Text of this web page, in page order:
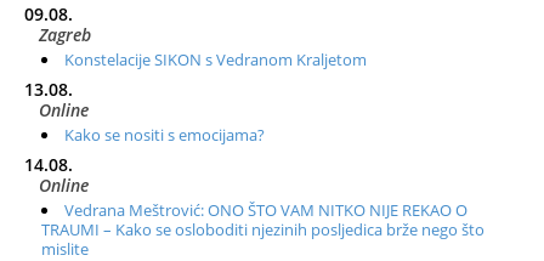
09.08.
Zagreb
Konstelacije SIKON s Vedranom Kraljetom
13.08.
Online
Kako se nositi s emocijama?
14.08.
Online
Vedrana Meštrović: ONO ŠTO VAM NITKO NIJE REKAO O
TRAUMI – Kako se osloboditi njezinih posljedica brže nego što
mislite